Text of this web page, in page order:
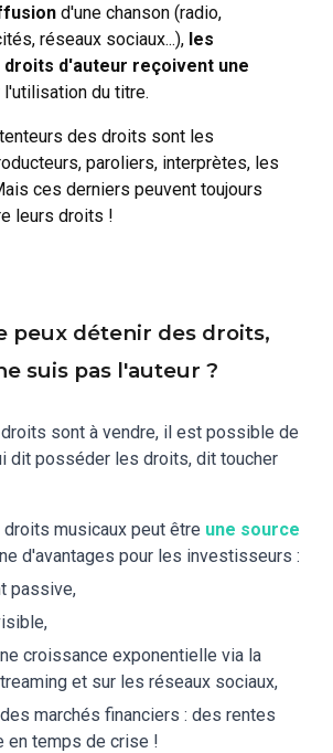
d'une chanson (radio,
réseaux sociaux...), les
d'auteur reçoivent une
l'utilisation du titre.
des droits sont les
paroliers, interprètes, les
ces derniers peuvent toujours
leurs droits !
peux détenir des droits,
suis pas l'auteur ?
sont à vendre, il est possible de
dit posséder les droits, dit toucher
musicaux peut être une source
d'avantages pour les investisseurs :
passive,
croissance exponentielle via la
et sur les réseaux sociaux,
marchés financiers : des rentes
en temps de crise !